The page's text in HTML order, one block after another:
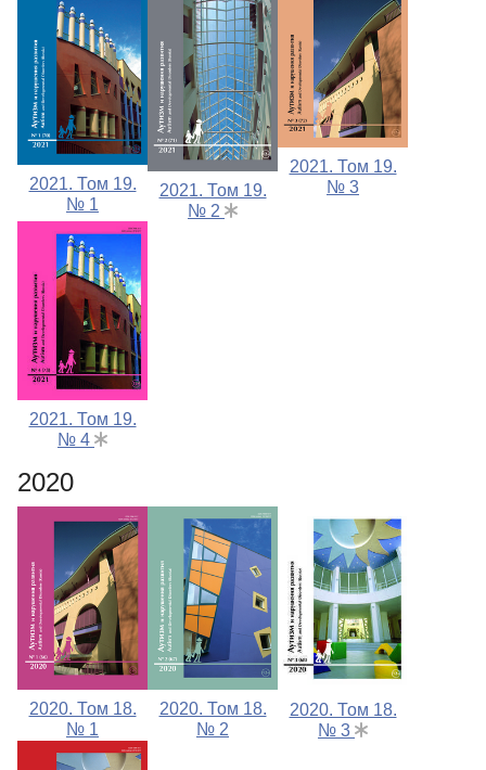
2021. Том 19.
№ 1
2021. Том 19.
№ 2
2021. Том 19.
№ 3
2021. Том 19.
№ 4
2020
2020. Том 18.
№ 1
2020. Том 18.
№ 2
2020. Том 18.
№ 3